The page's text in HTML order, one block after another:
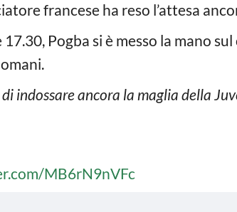
francese ha reso l’attesa
Pogba si è messo la mano
indossare ancora la maglia della
MB6rN9nVFc